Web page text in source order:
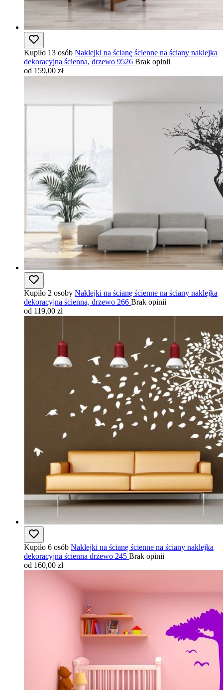
Kupiło 13 osób Naklejki na ścianę ścienne na ściany naklejka
dekoracyjna ścienna, drzewo 9526 Brak opinii
od 159,00 zł
Kupiło 2 osoby Naklejki na ścianę ścienne na ściany naklejka
dekoracyjna ścienna, drzewo 266 Brak opinii
od 119,00 zł
Kupiło 6 osób Naklejki na ścianę ścienne na ściany naklejka
dekoracyjna ścienna drzewo 245 Brak opinii
od 160,00 zł